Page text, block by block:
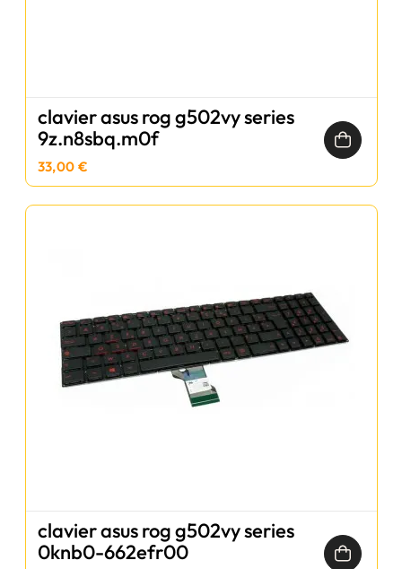
clavier asus rog g502vy series
9z.n8sbq.m0f
33,00 €
clavier asus rog g502vy series
0knb0-662efr00